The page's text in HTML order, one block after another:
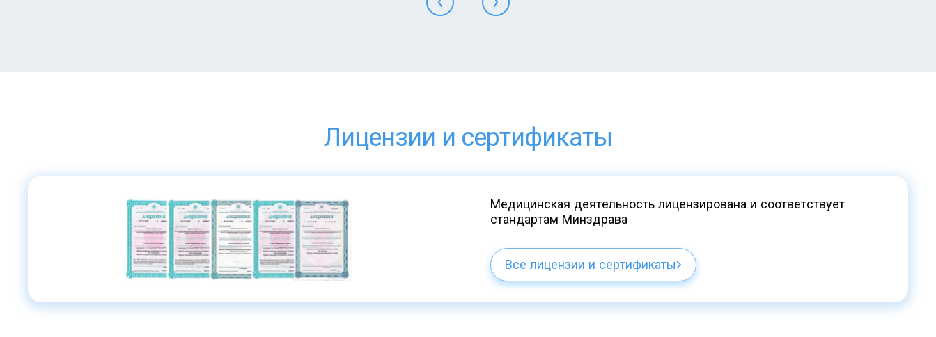
Лицензии и сертификаты
Медицинская деятельность лицензирована и соответствует
стандартам Минздрава
Все лицензии и сертификаты